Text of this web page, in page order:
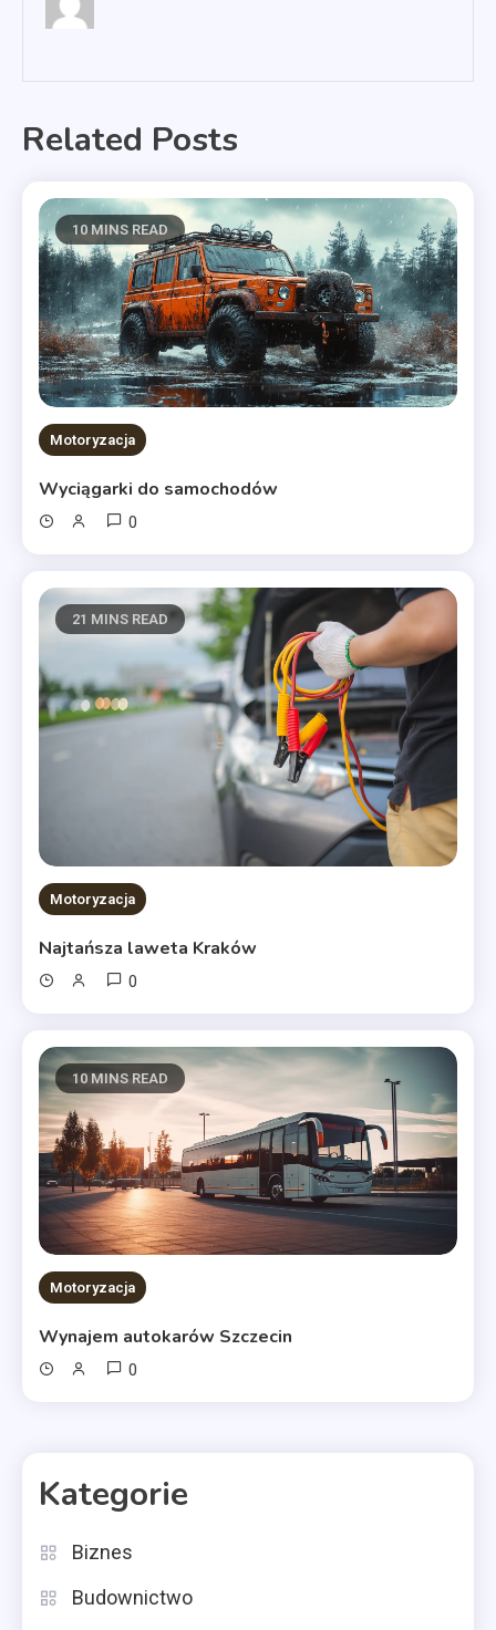
Related Posts
10 MINS READ
Motoryzacja
Wyciągarki do samochodów
0
21 MINS READ
Motoryzacja
Najtańsza laweta Kraków
0
10 MINS READ
Motoryzacja
Wynajem autokarów Szczecin
0
Kategorie
Biznes
Budownictwo